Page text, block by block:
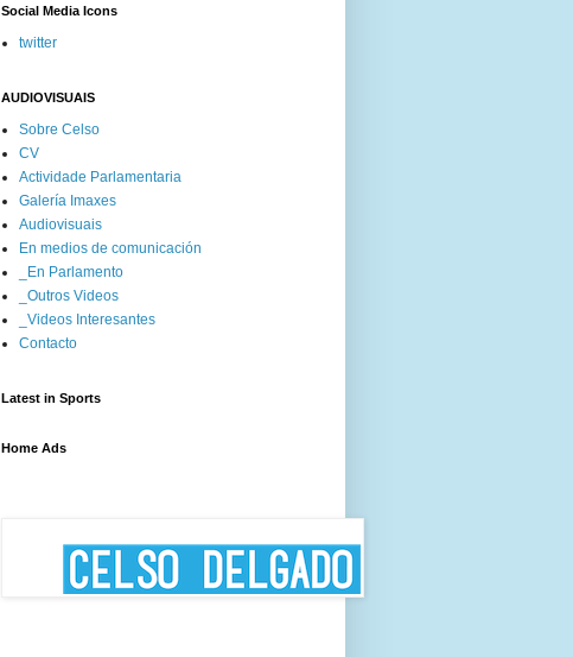
Social Media Icons
twitter
AUDIOVISUAIS
Sobre Celso
CV
Actividade Parlamentaria
Galería Imaxes
Audiovisuais
En medios de comunicación
_En Parlamento
_Outros Videos
_Videos Interesantes
Contacto
Latest in Sports
Home Ads